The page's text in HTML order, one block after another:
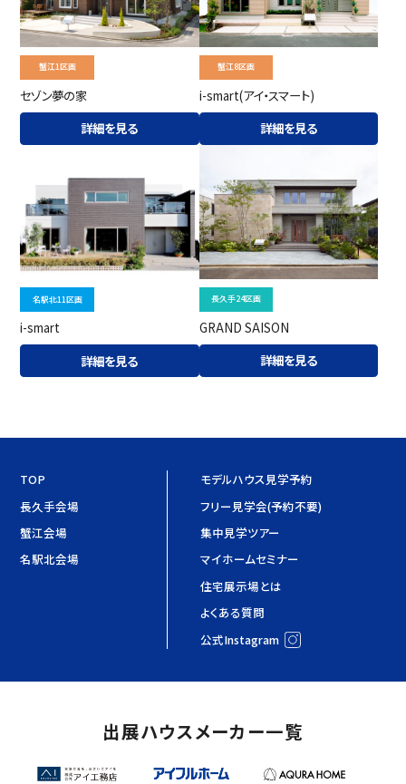
蟹江1区画
セゾン夢の家
詳細を見る
蟹江8区画
i-smart(アイ・スマート)
詳細を見る
名駅北11区画
i-smart
詳細を見る
長久手24区画
GRAND SAISON
詳細を見る
TOP
長久手会場
蟹江会場
名駅北会場
モデルハウス見学予約
フリー見学会(予約不要)
集中見学ツアー
マイホームセミナー
住宅展示場とは
よくある質問
公式Instagram
出展ハウスメーカー一覧